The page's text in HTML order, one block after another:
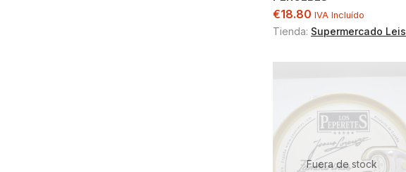
€18.80 IVA Incluído
Tienda: Supermercado Leis
Fuera de stock